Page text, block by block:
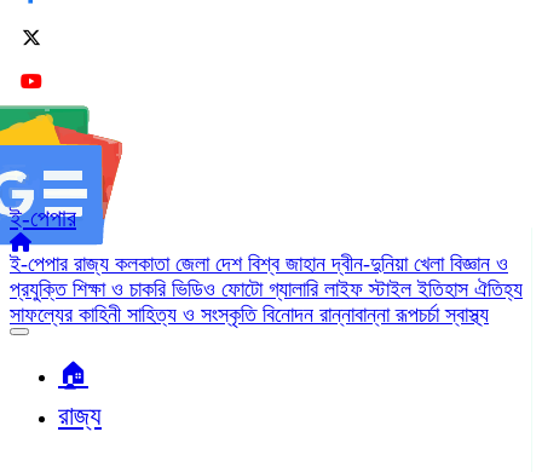
ই-পেপার
ই-পেপার রাজ্য কলকাতা জেলা দেশ বিশ্ব জাহানদ্বীন-দুনিয়া খেলা বিজ্ঞান ও
প্রযুক্তি শিক্ষা ও চাকরি ভিডিও ফোটো গ্যালারি লাইফ স্টাইলইতিহাস ঐতিহ্য
সাফল্যের কাহিনী সাহিত্য ও সংস্কৃতি বিনোদন রান্নাবান্নারূপচর্চাস্বাস্থ্য
🏠︎
রাজ্য